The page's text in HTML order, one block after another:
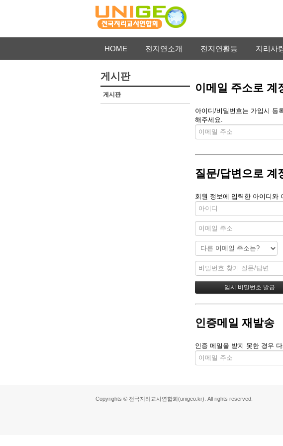
HOME 전지연소개 전지연활동 지리사
게시판
게시판
이메일 주소로 계
아이디/비밀번호는 가입시 등
해주세요.
질문/답변으로 계
회원 정보에 입력한 아이디와
인증메일 재발송
인증 메일을 받지 못한 경우
Copyrights © 전국지리교사연합회(unigeo.kr). All rights reserved.